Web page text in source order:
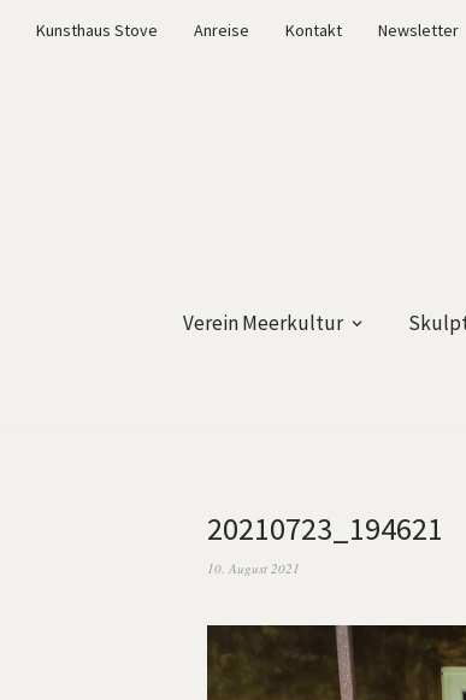
Kunsthaus Stove Anreise Kontakt Newsletter
Verein Meerkultur
20210723_194621
10. August 2021